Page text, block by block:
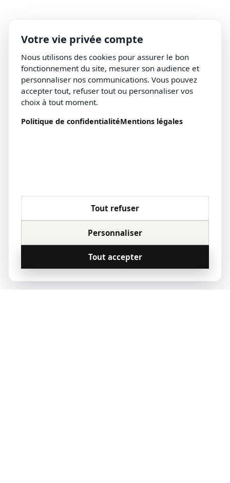
Votre vie privée compte
Nous utilisons des cookies pour assurer le bon
fonctionnement du site, mesurer son audience et
personnaliser nos communications. Vous pouvez
accepter tout, refuser tout ou personnaliser vos
choix à tout moment.
Politique de confidentialitéMentions légales
Tout refuser
Personnaliser
Tout accepter